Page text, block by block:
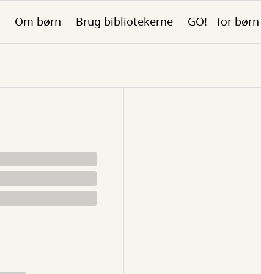
Om børn Brug bibliotekerne GO! - for børn